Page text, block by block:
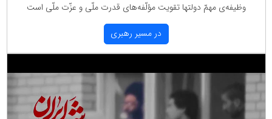
وظیفه‌ی مهمّ دولتها تقویت مؤلّفه‌های قدرت ملّی و عزّت ملّی است
در مسیر رهبری